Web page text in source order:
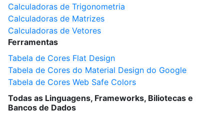
Calculadoras de Trigonometria
Calculadoras de Matrizes
Calculadoras de Vetores
Ferramentas
Tabela de Cores Flat Design
Tabela de Cores do Material Design do Google
Tabela de Cores Web Safe Colors
Todas as Linguagens, Frameworks, Biliotecas e
Bancos de Dados